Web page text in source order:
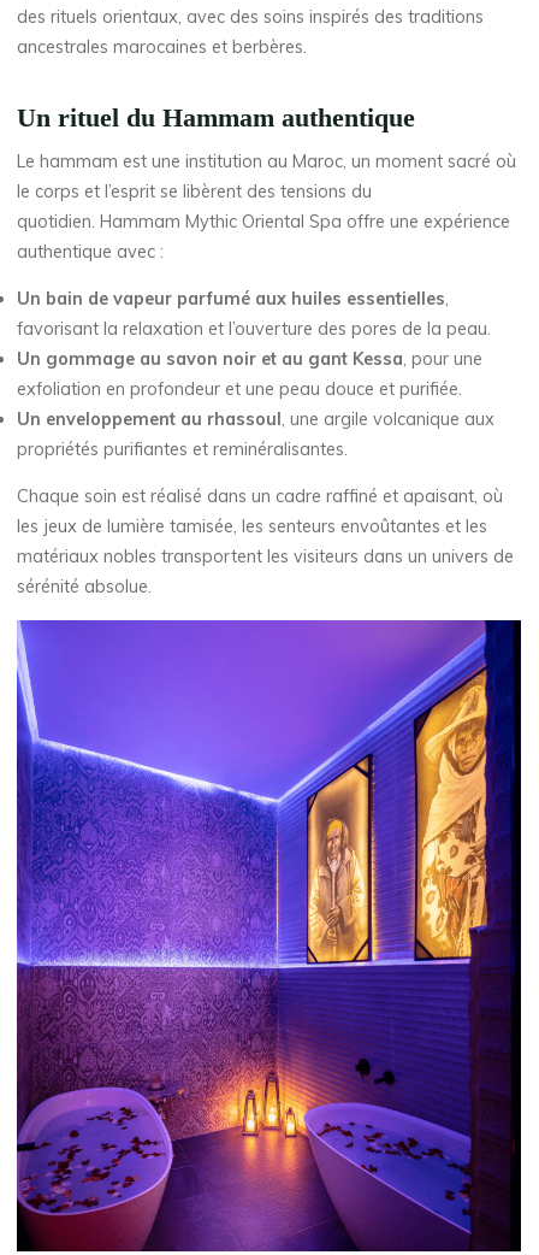
des rituels orientaux, avec des soins inspirés des traditions
ancestrales marocaines et berbères.
Un rituel du Hammam authentique
Le hammam est une institution au Maroc, un moment sacré où
le corps et l’esprit se libèrent des tensions du
quotidien. Hammam Mythic Oriental Spa offre une expérience
authentique avec :
Un bain de vapeur parfumé aux huiles essentielles,
favorisant la relaxation et l’ouverture des pores de la peau.
Un gommage au savon noir et au gant Kessa, pour une
exfoliation en profondeur et une peau douce et purifiée.
Un enveloppement au rhassoul, une argile volcanique aux
propriétés purifiantes et reminéralisantes.
Chaque soin est réalisé dans un cadre raffiné et apaisant, où
les jeux de lumière tamisée, les senteurs envoûtantes et les
matériaux nobles transportent les visiteurs dans un univers de
sérénité absolue.